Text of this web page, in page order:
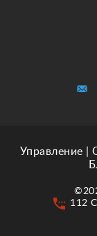
Управление
settings_phone 112